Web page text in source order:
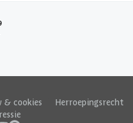
& cookies
Herroepingsrecht